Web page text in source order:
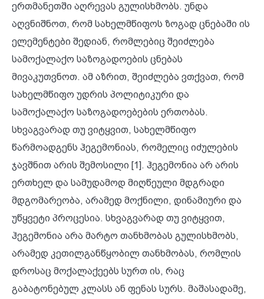
ერთმანეთში აღრევას გულისხმობს. უნდა
აღვნიშნოთ, რომ სახელმწიფოს ზოგად ცნებაში ის
ელემენტები შედიან, რომლებიც შეიძლება
სამოქალაქო საზოგადოების ცნებას
მივაკუთვნოთ. ამ აზრით, შეიძლება ვთქვათ, რომ
სახელმწიფო უდრის პოლიტიკური და
სამოქალაქო საზოგადოებების ერთობას.
სხვაგვარად თუ ვიტყვით, სახელმწიფო
წარმოადგენს ჰეგემონიას, რომელიც იძულების
ჯავშნით არის შემოსილი [1]. ჰეგემონია არ არის
ერთხელ და სამუდამოდ მიღწეული მდგრადი
მდგომარეობა, არამედ მოქნილი, დინამიური და
უწყვეტი პროცესია. სხვაგვარად თუ ვიტყვით,
ჰეგემონია არა მარტო თანხმობას გულისხმობს,
არამედ კეთილგანწყობილ თანხმობას, რომლის
დროსაც მოქალაქეებს სურთ ის, რაც
გაბატონებულ კლასს ან ფენას სურს. მაშასადამე,